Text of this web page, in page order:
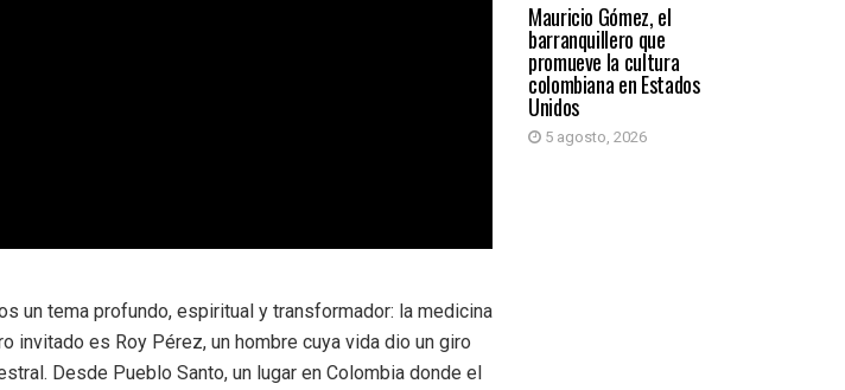
Mauricio Gómez, el
barranquillero que
promueve la cultura
colombiana en Estados
Unidos
5 agosto, 2026
un tema profundo, espiritual y transformador: la medicina
invitado es Roy Pérez, un hombre cuya vida dio un giro
Desde Pueblo Santo, un lugar en Colombia donde el